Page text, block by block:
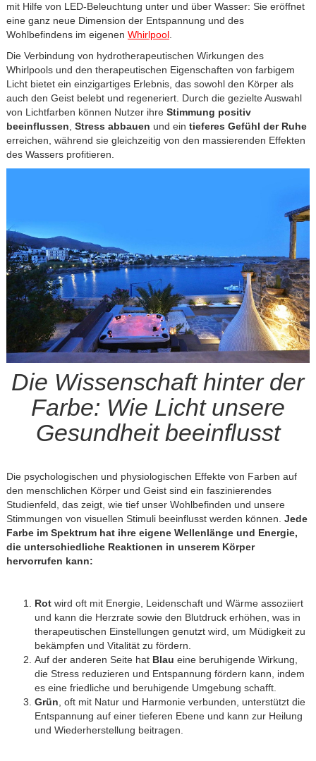
mit Hilfe von LED-Beleuchtung unter und über Wasser: Sie eröffnet
eine ganz neue Dimension der Entspannung und des
Wohlbefindens im eigenen Whirlpool.
Die Verbindung von hydrotherapeutischen Wirkungen des
Whirlpools und den therapeutischen Eigenschaften von farbigem
Licht bietet ein einzigartiges Erlebnis, das sowohl den Körper als
auch den Geist belebt und regeneriert. Durch die gezielte Auswahl
von Lichtfarben können Nutzer ihre Stimmung positiv
beeinflussen Stress abbauen und ein tieferes Gefühl der Ruhe
erreichen, während sie gleichzeitig von den massierenden Effekten
des Wassers profitieren.
Die Wissenschaft hinter der
Farbe: Wie Licht unsere
Gesundheit beeinflusst
Die psychologischen und physiologischen Effekte von Farben auf
den menschlichen Körper und Geist sind ein faszinierendes
Studienfeld, das zeigt, wie tief unser Wohlbefinden und unsere
Stimmungen von visuellen Stimuli beeinflusst werden können. Jede
Farbe im Spektrum hat ihre eigene Wellenlänge und Energie,
die unterschiedliche Reaktionen in unserem Körper
hervorrufen kann:
Rotwird oft mit Energie, Leidenschaft und Wärme assoziiert
und kann die Herzrate sowie den Blutdruck erhöhen, was in
therapeutischen Einstellungen genutzt wird, um Müdigkeit zu
bekämpfen und Vitalität zu fördern.
Auf der anderen Seite hat Blau eine beruhigende Wirkung,
die Stress reduzieren und Entspannung fördern kann, indem
es eine friedliche und beruhigende Umgebung schafft.
Grün, oft mit Natur und Harmonie verbunden, unterstützt die
Entspannung auf einer tieferen Ebene und kann zur Heilung
und Wiederherstellung beitragen.